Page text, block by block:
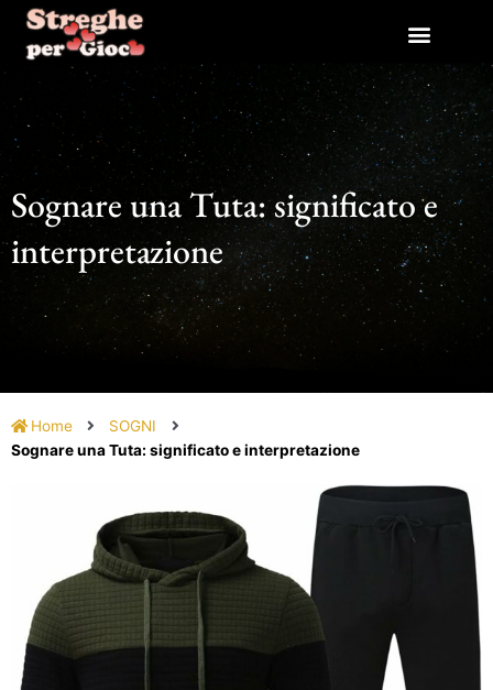
contenuto
Sognare una Tuta: significato e
interpretazione
Home
SOGNI
Sognare una Tuta: significato e interpretazione